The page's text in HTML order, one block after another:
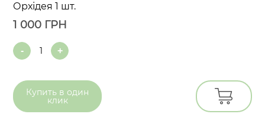
Орхідея 1 шт.
1 000 ГРН
Quantity
Купить в один
клик